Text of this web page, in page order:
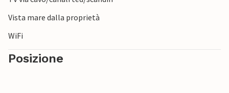
Vista mare dalla proprietà
WiFi
Posizione